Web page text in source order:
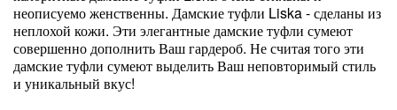
неописуемо женственны. Дамские туфли Liska - сделаны из
неплохой кожи. Эти элегантные дамские туфли сумеют
совершенно дополнить Ваш гардероб. Не считая того эти
дамские туфли сумеют выделить Ваш неповторимый стиль
и уникальный вкус!